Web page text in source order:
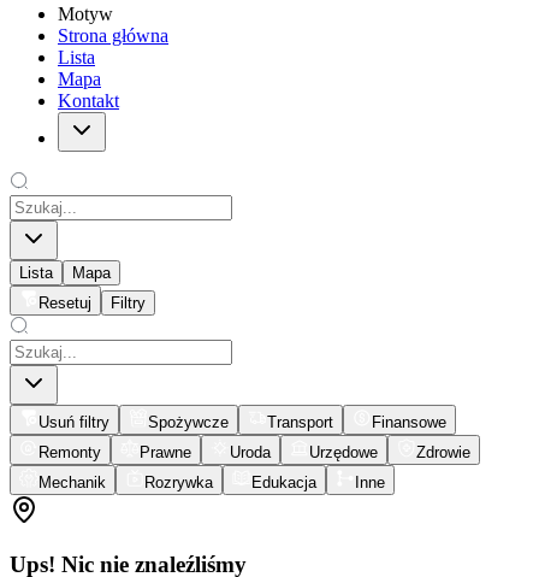
Motyw
Strona główna
Lista
Mapa
Kontakt
Lista
Mapa
Resetuj
Filtry
Usuń filtry Spożywcze Transport
Finansowe
Remonty
Prawne Uroda Urzędowe
Zdrowie
Mechanik
Rozrywka Edukacja Inne
Ups! Nic nie znaleźliśmy